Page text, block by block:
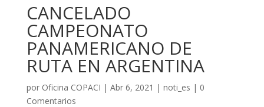
CANCELADO
CAMPEONATO
PANAMERICANO DE
RUTA EN ARGENTINA
por Oficina COPACI | Abr 6, 2021 | noti_es | 0
Comentarios